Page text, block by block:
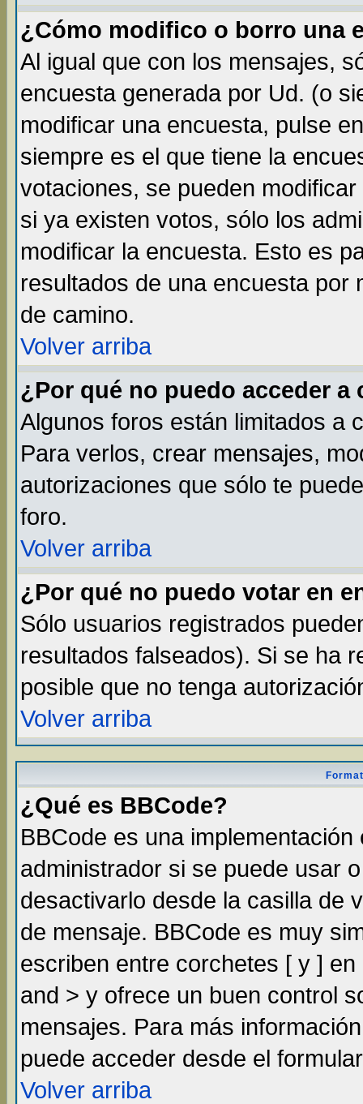
¿Cómo modifico o borro una
Al igual que con los mensajes,
encuesta generada por Ud. (o
modificar una encuesta, pulse
siempre es el que tiene la
votaciones, se pueden
si ya existen votos, sólo los
modificar la encuesta. Esto es
resultados de una encuesta por
de camino.
Volver arriba
¿Por qué no puedo acceder a
Algunos foros están limitados a
Para verlos, crear mensajes,
autorizaciones que sólo te
foro.
Volver arriba
¿Por qué no puedo votar en
Sólo usuarios registrados
resultados falseados). Si se ha
posible que no tenga
Volver arriba
¿Qué es BBCode?
BBCode es una
administrador si se puede usar
desactivarlo desde la casilla de
de mensaje. BBCode es muy
escriben entre corchetes [ y ]
and > y ofrece un buen control
mensajes. Para más
puede acceder desde el
Volver arriba